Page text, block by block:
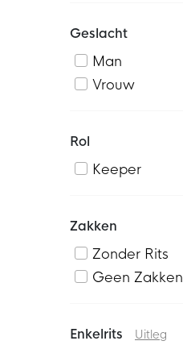
Geslacht
Man
Vrouw
Rol
Keeper
Zakken
Zonder Rits
Geen Zakken
Enkelrits Uitleg